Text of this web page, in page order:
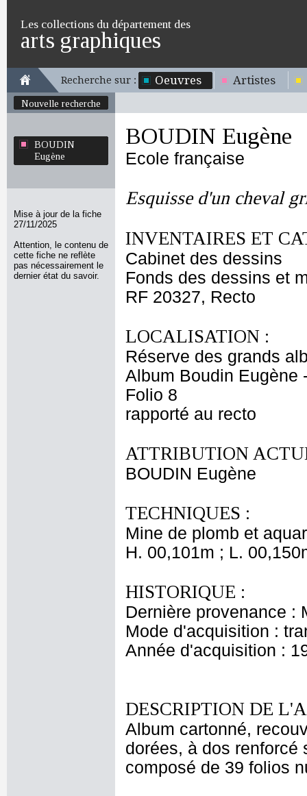
Les collections du département des
arts graphiques
Recherche sur : Oeuvres Artistes
Nouvelle recherche
BOUDIN
Eugène
Mise à jour de la fiche
27/11/2025
Attention, le contenu de
cette fiche ne reflète
pas nécessairement le
dernier état du savoir.
BOUDIN Eugène
Ecole française
Esquisse d'un cheval
INVENTAIRES ET
Cabinet des dessins
Fonds des dessins et
RF 20327, Recto
LOCALISATION :
Réserve des grands
Album Boudin Eugène
Folio 8
rapporté au recto
ATTRIBUTION
BOUDIN Eugène
TECHNIQUES :
Mine de plomb et
H. 00,101m ; L.
HISTORIQUE :
Dernière provenance :
Mode d'acquisition :
Année d'acquisition :
DESCRIPTION DE
Album cartonné,
dorées, à dos renforcé
composé de 39 folios